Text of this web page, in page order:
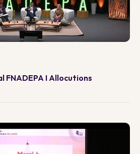
FNADEPA I Allocutions